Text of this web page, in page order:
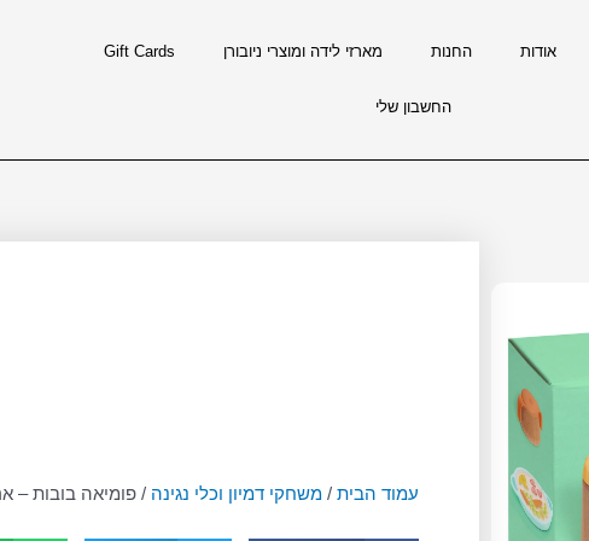
אודות החנות מארזי לידה ומוצרי ניובורן Gift Cards
החשבון שלי
עמוד הבית / משחקי דמיון וכלי נגינה / פומיאה בובות –